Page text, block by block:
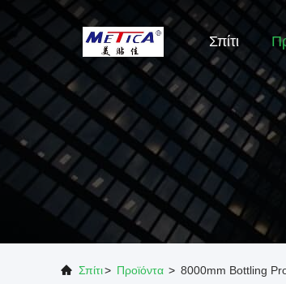
Σπίτι
Σπίτι> Προϊόντα > 8000mm Bottling